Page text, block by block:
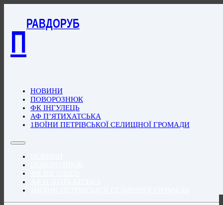
П
РАВДОРУБ
НОВИНИ
ПОВОРОЗНЮК
ФК ІНГУЛЕЦЬ
АФ П’ЯТИХАТСЬКА
1ВОЇНИ ПЕТРІВСЬКОЇ СЕЛИЩНОЇ ГРОМАДИ